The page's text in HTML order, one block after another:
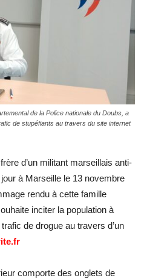
de la Police nationale du Doubs, a
de stupéfiants au travers du site internet
d’un militant marseillais anti-
à Marseille le 13 novembre
rendu à cette famille
inciter la population à
de drogue au travers d’un
comporte des onglets de